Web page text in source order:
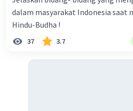
dalam masyarakat Indonesia saat
Hindu-Budha !
37 3.7